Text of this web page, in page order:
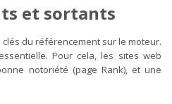
et sortants
clés du référencement sur le moteur.
Pour cela, les sites web
notoriété (page Rank), et une